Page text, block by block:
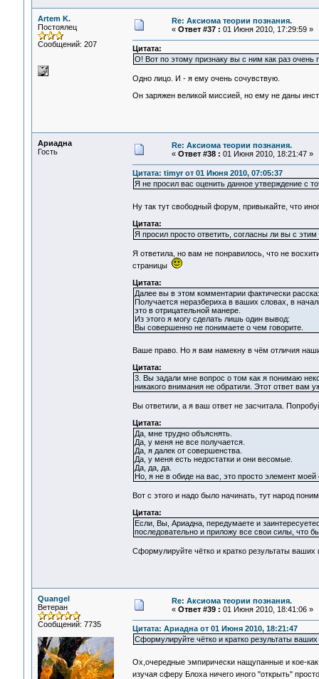
Artem K.
Постоялец
Сообщений: 207
Re: Аксиома теории познания.
« Ответ #37 : 01 Июня 2010, 17:29:59 »
Цитата:
О! Вот по этому признаку вы с ним как раз очень
Одно лицо. И - я ему очень сочувствую.
Он заряжен великой миссией, но ему не даны
Ариадна
Гость
Re: Аксиома теории познания.
« Ответ #38 : 01 Июня 2010, 18:21:47 »
Цитата: timyr от 01 Июня 2010, 07:05:37
Я не просил вас оценить данное утверждение с
Ну так тут свободный форум, привыкайте, что
Цитата:
Я просил просто ответить, согласны ли вы с
Я ответила, но вам не понравилось, что не
страницы
Цитата:
Далее вы в этом комментарии фактически
Получается неразбериха в ваших словах, в
это в отрицательной манере.
Из этого я могу сделать лишь один вывод:
Вы совершенно не понимаете о чем говорите.
Ваше право. Но я вам намекну в чём отличия
Цитата:
3. Вы задали мне вопрос о том как я понимаю
никакого внимания не обратили. Этот ответ вам
Вы ответили, а я ваш ответ не засчитала.
Цитата:
Да, мне трудно объяснять.
Да, у меня не все получается.
Да, я далек от совершенства.
Да, у меня есть недостатки и они весомые.
Да, да, да.
Но, я не в обиде на вас, это просто элемент моей
Вот с этого и надо было начинать, тут народ
Цитата:
Если, Вы, Ариадна, передумаете и
последовательно и приложу все свои силы, что
Сформулируйте чётко и кратко результаты
Quangel
Ветеран
Сообщений: 7735
Re: Аксиома теории познания.
« Ответ #39 : 01 Июня 2010, 18:41:06 »
Цитата: Ариадна от 01 Июня 2010, 18:21:47
Сформулируйте чётко и кратко результаты
Ох,очередные эмпирически нащупанные и кое-
изучая сферу Блоха ничего иного "открыть"